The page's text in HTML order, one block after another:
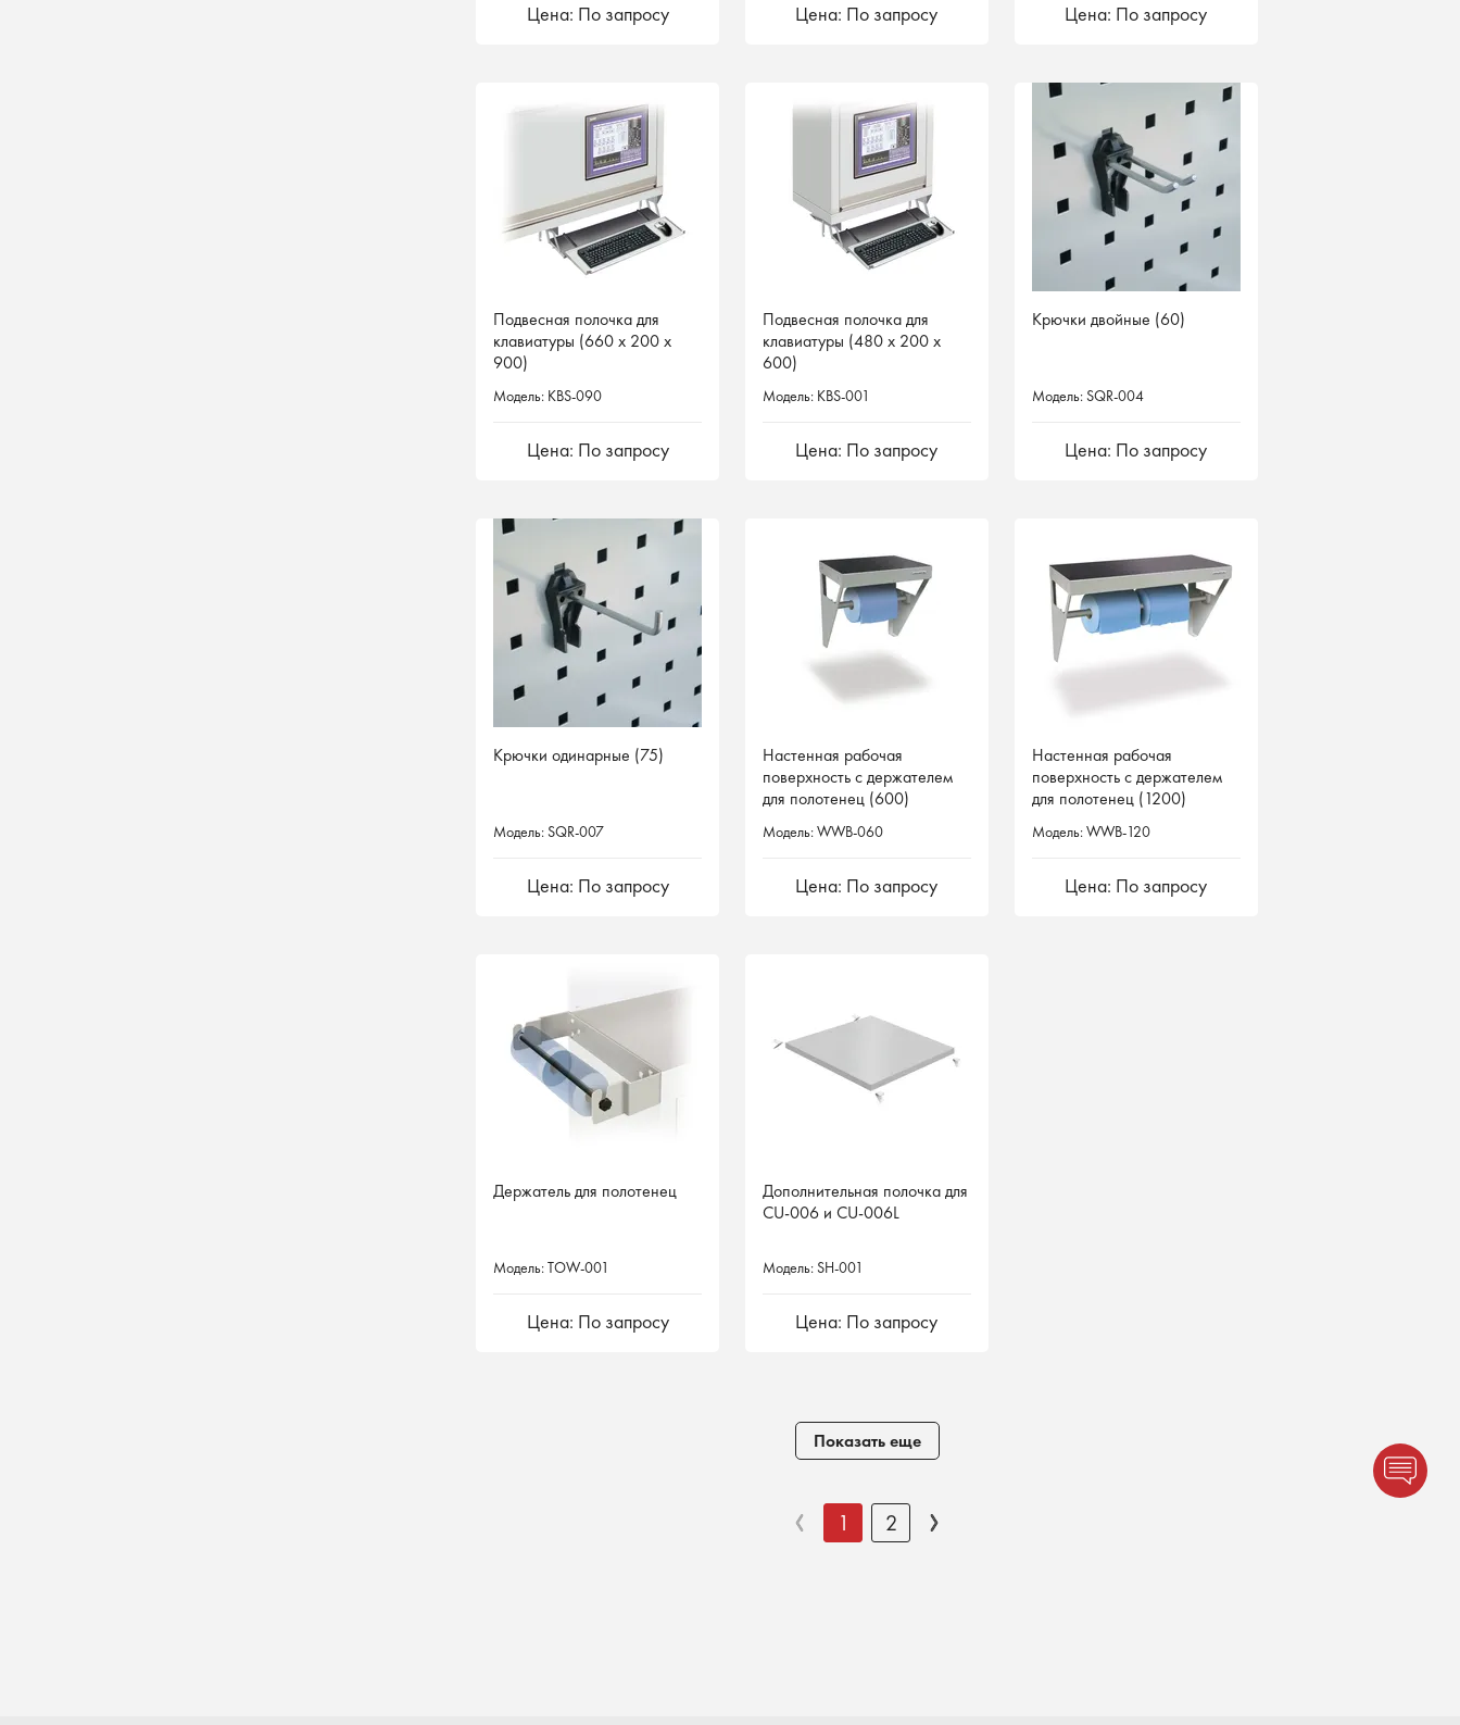
Цена: По запросу Цена: По запросу Цена: По запросу
Подвесная полочка для
клавиатуры (660 x 200 х
900)
Модель: KBS-090
Цена: По запросу
Подвесная полочка для
клавиатуры (480 x 200 х
600)
Модель: KBS-001
Цена: По запросу
Крючки двойные (60)
Модель: SQR-004
Цена: По запросу
Крючки одинарные (75)
Модель: SQR-007
Цена: По запросу
Настенная рабочая
поверхность с держателем
для полотенец (600)
Модель: WWB-060
Цена: По запросу
Настенная рабочая
поверхность с держателем
для полотенец (600)
Модель: WWB-060
Цена: По запросу
Настенная рабочая
поверхность с держателем
для полотенец (1200)
Модель: WWB-120
Цена: По запросу
Настенная рабочая
поверхность с держателем
для полотенец (1200)
Модель: WWB-120
Цена: По запросу
Держатель для полотенец
Модель: TOW-001
Цена: По запросу
Дополнительная полочка для
CU-006 и CU-006L
Модель: SH-001
Цена: По запросу
Показать еще
1 2